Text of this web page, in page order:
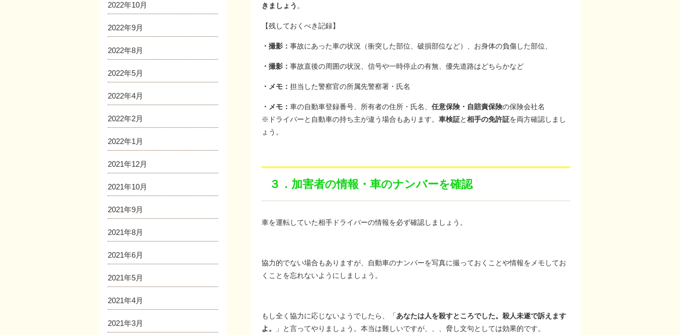
きましょう 。
【残しておくべき記録】
・撮影： 事故にあった車の状況（衝突した部位、破損部位など）、お身体の負傷した部位、
・撮影： 事故直後の周囲の状況、信号や一時停止の有無、優先道路はどちらかなど
・メモ： 担当した警察官の所属先警察署・氏名
・メモ： 車の自動車登録番号、所有者の住所・氏名、 任意保険・自賠責保険の保険会社名
※ドライバーと自動車の持ち主が違う場合もあります。 車検証と相手の免許証を両方確認しまし
ょう。
３．加害者の情報・車のナンバーを確認
車を運転していた相手ドライバーの情報を必ず確認しましょう。
協力的でない場合もありますが、自動車のナンバーを写真に撮っておくことや情報をメモしてお
くことを忘れないようにしましょう。
もし全く協力に応じないようでしたら、「あなたは人を殺すところでした。殺人未遂で訴えます
よ。
」と言ってやりましょう。本当は難しいですが、、、脅し文句としては効果的です。
2022年10月
2022年9月
2022年8月
2022年5月
2022年4月
2022年2月
2022年1月
2021年12月
2021年10月
2021年9月
2021年8月
2021年6月
2021年5月
2021年4月
2021年3月